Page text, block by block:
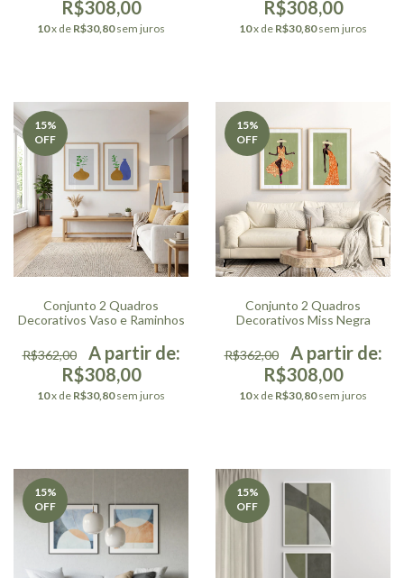
R$308,00
10x de R$30,80 sem juros
R$308,00
10x de R$30,80 sem juros
15%
OFF
Conjunto 2 Quadros
Decorativos Vaso e Raminhos
R$362,00
R$308,00
10x de R$30,80 sem juros
15%
OFF
Conjunto 2 Quadros
Decorativos Miss Negra
R$362,00
R$308,00
10x de R$30,80 sem juros
15%
OFF
15%
OFF